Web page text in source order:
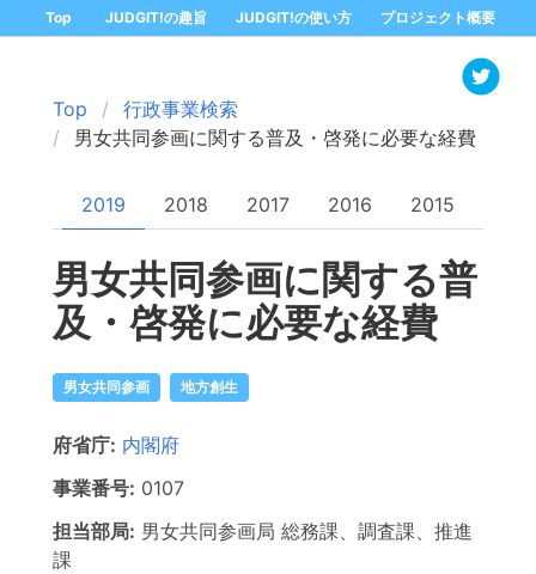
Top JUDGIT!の趣旨 JUDGIT!の使い方 プロジェクト概要
Top
行政事業検索
男女共同参画に関する普及・啓発に必要な経費
2019 2018 2017 2016 2015
男女共同参画に関する普
及・啓発に必要な経費
男女共同参画 地方創生
府省庁: 内閣府
事業番号: 0107
担当部局: 男女共同参画局 総務課、調査課、推進
課